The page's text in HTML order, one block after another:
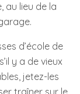
au lieu de la
d’école de
y a de vieux
jetez-les